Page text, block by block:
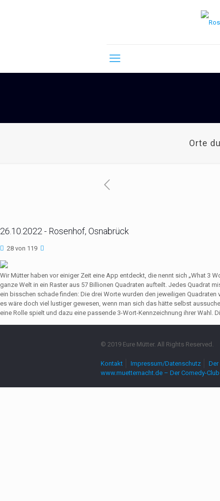
Orte
26.10.2022 - Rosenhof, Osnabrück
28 von 119
Wir Mütter haben vor einiger Zeit eine App entdeckt, die nennt sich „What 3
ganze Welt in ein Raster aus 57 Billionen Quadraten aufteilt. Jedes Quadrat
ein bisschen schade finden: Die drei Worte wurden den jeweiligen
es wäre doch viel lustiger gewesen, wenn man sich das hätte selbst
eine Rolle spielt und dazu eine passende 3-Wort-Kennzeichnung ihrer Wahl.
© 2019 Eure Mütter. All Rights Reserved.
Kontakt Impressum/Datenschutz
www.muetternacht.de – Der Comedy-Club